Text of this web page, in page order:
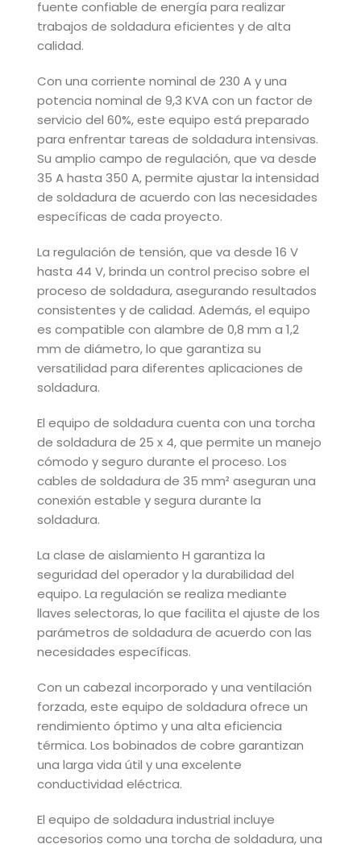
fuente confiable de energía para realizar
trabajos de soldadura eficientes y de alta
calidad.
Con una corriente nominal de 230 A y una
potencia nominal de 9,3 KVA con un factor de
servicio del 60%, este equipo está preparado
para enfrentar tareas de soldadura intensivas.
Su amplio campo de regulación, que va desde
35 A hasta 350 A, permite ajustar la intensidad
de soldadura de acuerdo con las necesidades
específicas de cada proyecto.
La regulación de tensión, que va desde 16 V
hasta 44 V, brinda un control preciso sobre el
proceso de soldadura, asegurando resultados
consistentes y de calidad. Además, el equipo
es compatible con alambre de 0,8 mm a 1,2
mm de diámetro, lo que garantiza su
versatilidad para diferentes aplicaciones de
soldadura.
El equipo de soldadura cuenta con una torcha
de soldadura de 25 x 4, que permite un manejo
cómodo y seguro durante el proceso. Los
cables de soldadura de 35 mm² aseguran una
conexión estable y segura durante la
soldadura.
La clase de aislamiento H garantiza la
seguridad del operador y la durabilidad del
equipo. La regulación se realiza mediante
llaves selectoras, lo que facilita el ajuste de los
parámetros de soldadura de acuerdo con las
necesidades específicas.
Con un cabezal incorporado y una ventilación
forzada, este equipo de soldadura ofrece un
rendimiento óptimo y una alta eficiencia
térmica. Los bobinados de cobre garantizan
una larga vida útil y una excelente
conductividad eléctrica.
El equipo de soldadura industrial incluye
accesorios como una torcha de soldadura, una